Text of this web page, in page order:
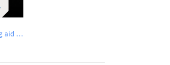
PVC Processing aid ACR